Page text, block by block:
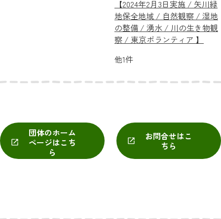
【2024年2月3日実施 / 矢川緑
地保全地域 / 自然観察 / 湿地
の整備 / 湧水 / 川の生き物観
察 / 東京ボランティア 】
他1件
団体のホーム
ページはこち
ら
お問合せはこ
ちら